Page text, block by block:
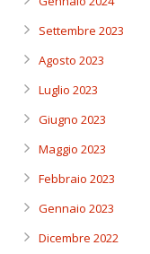
Settembre 2023
Agosto 2023
Luglio 2023
Giugno 2023
Maggio 2023
Febbraio 2023
Gennaio 2023
Dicembre 2022